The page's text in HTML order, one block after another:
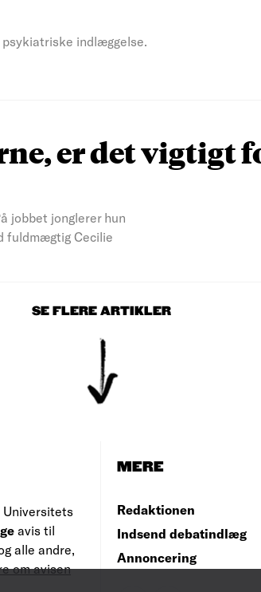
indlæggelse.
er det vigtigt
jobbet jonglerer hun
fuldmægtig Cecilie
SE FLERE ARTIKLER
Universitets
avis til
alle andre,
om avisen
MERE
Redaktionen
Indsend debatindlæg
Annoncering